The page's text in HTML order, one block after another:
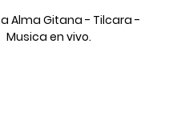
Alma Gitana - Tilcara -
Musica en vivo.